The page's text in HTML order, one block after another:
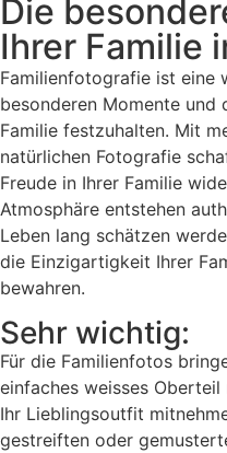
Die
Ihrer Familie
Familienfotografie ist eine
besonderen Momente und
Familie festzuhalten. Mit
natürlichen Fotografie
Freude in Ihrer Familie
Atmosphäre entstehen
Leben lang schätzen
die Einzigartigkeit Ihrer
bewahren.
Sehr wichtig:
Für die Familienfotos
einfaches weisses
Ihr Lieblingsoutfit
gestreiften oder